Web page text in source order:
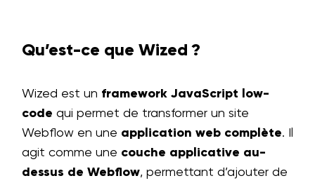
Qu’est-ce que Wized ?
Wized est un framework JavaScript low-
code qui permet de transformer un site
Webflow en une application web complète. Il
agit comme une couche applicative au-
dessus de Webflow, permettant d’ajouter de